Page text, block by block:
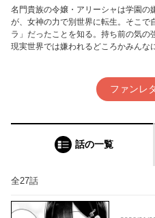
名門貴族の令嬢・アリーシャは学園の
が、女神の力で別世界に転生。そこで
ラ」だったことを知る。持ち前の気の
現実世界では嫌われるどころかみんな
ファンレ
話の一覧
全27話